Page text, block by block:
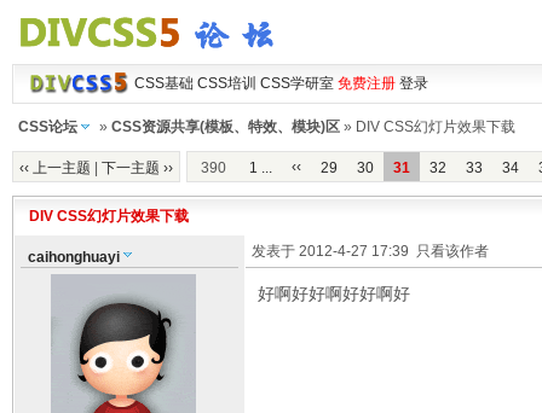
CSS基础 CSS培训 CSS学研室 免费注册 登录
CSS论坛 » CSS资源共享(模板、特效、模块)区» DIV CSS幻灯片效果下载
‹‹ 上一主题 下一主题 ›› 390 1 ... ‹‹ 29 30 31 32 33 34
DIV CSS幻灯片效果下载
caihonghuayi 发表于 2012-4-27 17:39 只看该作者
好啊好好啊好好啊好